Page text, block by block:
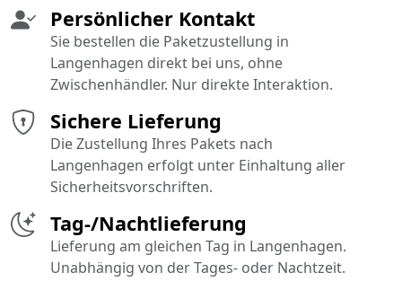
Sichere Lieferung
Die Zustellung Ihres Pakets nach
Langenhagen erfolgt unter Einhaltung aller
Sicherheitsvorschriften.
Tag-/Nachtlieferung
Lieferung am gleichen Tag in Langenhagen.
Unabhängig von der Tages- oder Nachtzeit.
Persönlicher Kontakt
Sie bestellen die Paketzustellung in
Langenhagen direkt bei uns, ohne
Zwischenhändler. Nur direkte Interaktion.